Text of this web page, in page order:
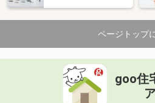
ページトップ
goo住